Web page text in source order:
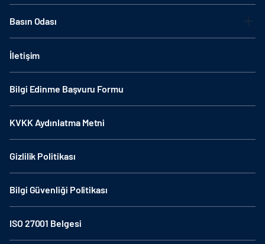
Basın Odası
İletişim
Bilgi Edinme Başvuru Formu
KVKK Aydınlatma Metni
Gizlilik Politikası
Bilgi Güvenliği Politikası
ISO 27001 Belgesi